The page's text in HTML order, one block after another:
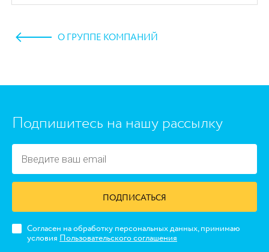
https://www.high-endrolex.com/45
О ГРУППЕ КОМПАНИЙ
Подпишитесь на нашу рассылку
ПОДПИСАТЬСЯ
Согласен на обработку персональных данных, принимаю
условия Пользовательского соглашения